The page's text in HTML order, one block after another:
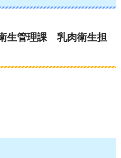
生管理課 乳肉衛生担